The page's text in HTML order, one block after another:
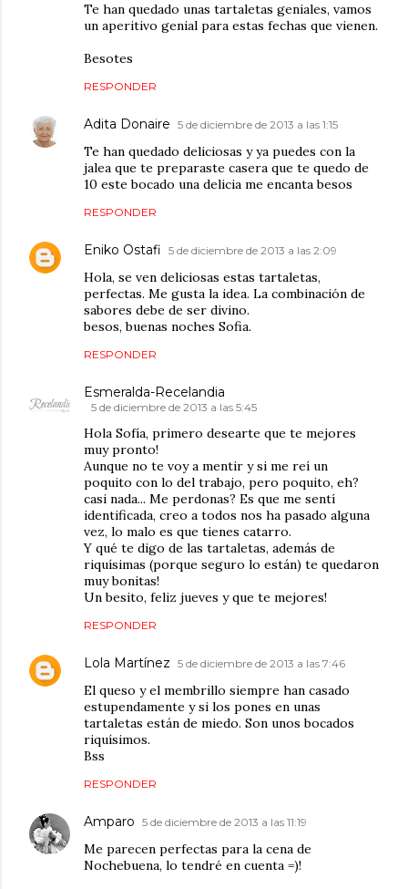
Te han quedado unas tartaletas geniales, vamos
un aperitivo genial para estas fechas que vienen.
Besotes
RESPONDER
Adita Donaire 5 de diciembre de 2013 a las 1:15
Te han quedado deliciosas y ya puedes con la
jalea que te preparaste casera que te quedo de
10 este bocado una delicia me encanta besos
RESPONDER
Eniko Ostafi 5 de diciembre de 2013 a las 2:09
Hola, se ven deliciosas estas tartaletas,
perfectas. Me gusta la idea. La combinación de
sabores debe de ser divino.
besos, buenas noches Sofia.
RESPONDER
Esmeralda-Recelandia
5 de diciembre de 2013 a las 5:45
Hola Sofía, primero desearte que te mejores
muy pronto!
Aunque no te voy a mentir y si me reí un
poquito con lo del trabajo, pero poquito, eh?
casi nada... Me perdonas? Es que me sentí
identificada, creo a todos nos ha pasado alguna
vez, lo malo es que tienes catarro.
Y qué te digo de las tartaletas, además de
riquísimas (porque seguro lo están) te quedaron
muy bonitas!
Un besito, feliz jueves y que te mejores!
RESPONDER
Lola Martínez 5 de diciembre de 2013 a las 7:46
El queso y el membrillo siempre han casado
estupendamente y si los pones en unas
tartaletas están de miedo. Son unos bocados
riquísimos.
Bss
RESPONDER
Amparo 5 de diciembre de 2013 a las 11:19
Me parecen perfectas para la cena de
Nochebuena, lo tendré en cuenta =)!